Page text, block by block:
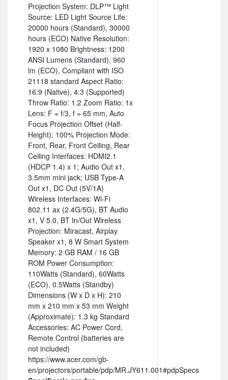
Projection System: DLP™ Light
Source: LED Light Source Life:
20000 hours (Standard), 30000
hours (ECO) Native Resolution:
1920 x 1080 Brightness: 1200
ANSI Lumens (Standard), 960
lm (ECO), Compliant with ISO
21118 standard Aspect Ratio:
16:9 (Native), 4:3 (Supported)
Throw Ratio: 1.2 Zoom Ratio: 1x
Lens: F = f/3, f = 65 mm, Auto
Focus Projection Offset (Half-
Height): 100% Projection Mode:
Front, Rear, Front Ceiling, Rear
Ceiling Interfaces: HDMI2.1
(HDCP 1.4) x 1; Audio Out x1,
3.5mm mini jack; USB Type-A
Out x1, DC Out (5V/1A)
Wireless Interfaces: Wi-Fi
802.11 ax (2.4G/5G), BT Audio
x1, V 5.0, BT In/Out Wireless
Projection: Miracast, Airplay
Speaker x1, 8 W Smart System
Memory: 2 GB RAM / 16 GB
ROM Power Consumption:
110Watts (Standard), 60Watts
(ECO), 0.5Watts (Standby)
Dimensions (W x D x H): 210
mm x 210 mm x 53 mm Weight
(Approximate): 1.3 kg Standard
Accessories: AC Power Cord,
Remote Control (batteries are
not included)
https://www.acer.com/gb-
en/projectors/portable/pdp/MR.JY611.001#pdpSpecs